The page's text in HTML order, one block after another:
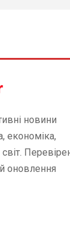
новини
економіка,
оновлення